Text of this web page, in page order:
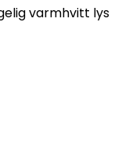
varmhvitt lys